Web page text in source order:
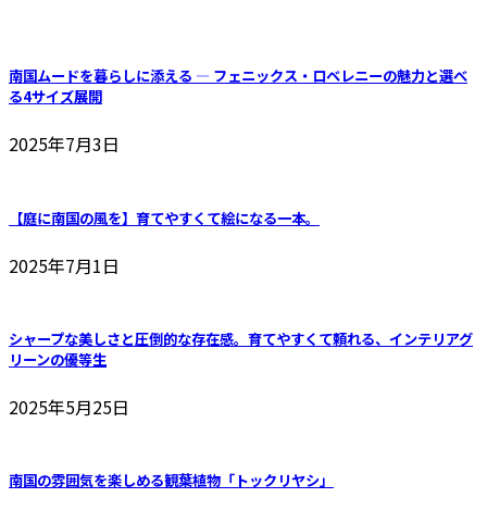
品
品
南国ムードを暮らしに添える ― フェニックス・ロベレニーの魅力と選べ
る4サイズ展開
2025年7月3日
【庭に南国の風を】育てやすくて絵になる一本。
2025年7月1日
シャープな美しさと圧倒的な存在感。育てやすくて頼れる、インテリアグ
リーンの優等生
2025年5月25日
南国の雰囲気を楽しめる観葉植物「トックリヤシ」